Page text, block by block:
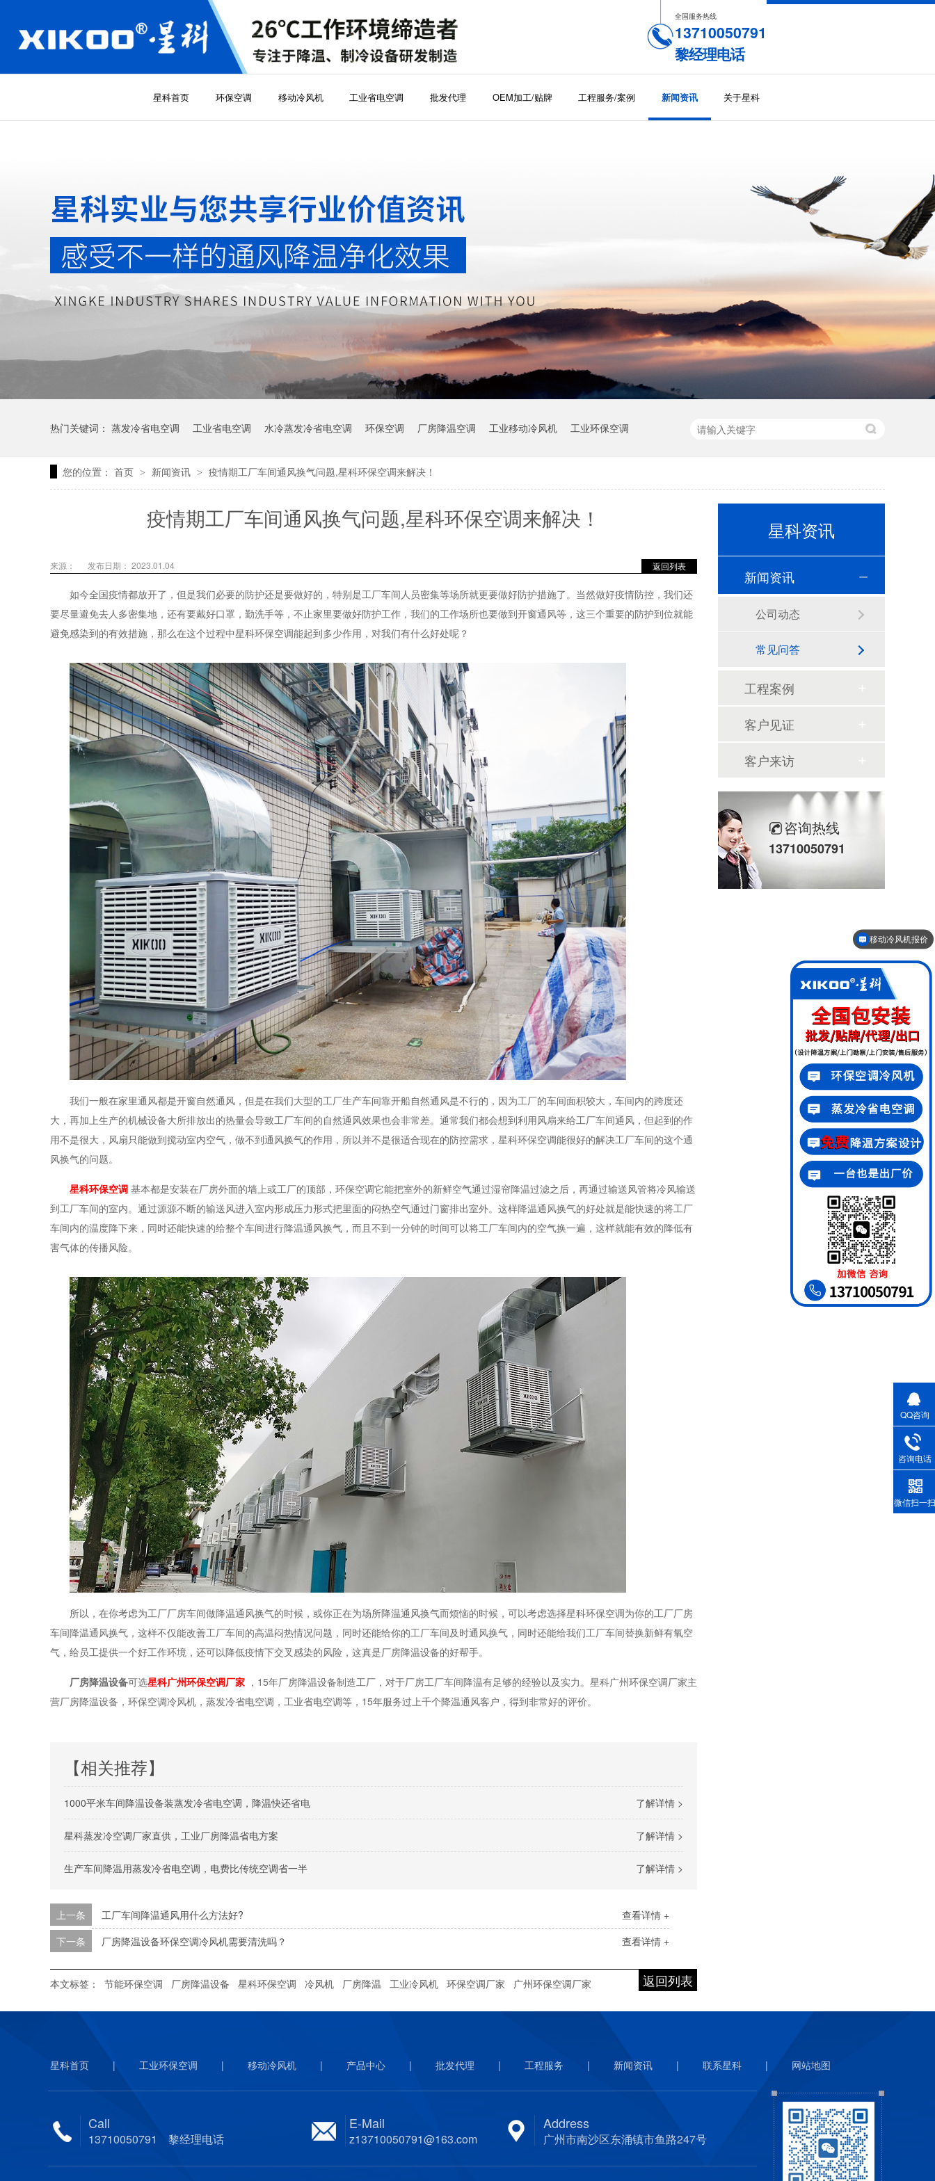
全国服务热线
13710050791
黎经理电话
星科首页 环保空调 移动冷风机 工业省电空调 批发代理 OEM加工/贴牌 工程服务/案例 新闻资讯 关于星科
热门关键词： 蒸发冷省电空调 工业省电空调 水冷蒸发冷省电空调 环保空调 厂房降温空调 工业移动冷风机 工业环保空调
您的位置： 首页 > 新闻资讯 > 疫情期工厂车间通风换气问题,星科环保空调来解决！
疫情期工厂车间通风换气问题,星科环保空调来解决！
返回列表
来源： 发布日期： 2023.01.04
如今全国疫情都放开了，但是我们必要的防护还是要做好的，特别是工厂车间人员密集等场所就更要做好防护措施了。当然做好疫情防控，我们还
要尽量避免去人多密集地，还有要戴好口罩，勤洗手等，不止家里要做好防护工作，我们的工作场所也要做到开窗通风等，这三个重要的防护到位就能
避免感染到的有效措施，那么在这个过程中星科环保空调能起到多少作用，对我们有什么好处呢？
我们一般在家里通风都是开窗自然通风，但是在我们大型的工厂生产车间靠开船自然通风是不行的，因为工厂的车间面积较大，车间内的跨度还
大，再加上生产的机械设备大所排放出的热量会导致工厂车间的自然通风效果也会非常差。通常我们都会想到利用风扇来给工厂车间通风，但起到的作
用不是很大，风扇只能做到搅动室内空气，做不到通风换气的作用，所以并不是很适合现在的防控需求，星科环保空调能很好的解决工厂车间的这个通
风换气的问题。
星科环保空调 基本都是安装在厂房外面的墙上或工厂的顶部，环保空调它能把室外的新鲜空气通过湿帘降温过滤之后，再通过输送风管将冷风输送
到工厂车间的室内。通过源源不断的输送风进入室内形成压力形式把里面的闷热空气通过门窗排出室外。这样降温通风换气的好处就是能快速的将工厂
车间内的温度降下来，同时还能快速的给整个车间进行降温通风换气，而且不到一分钟的时间可以将工厂车间内的空气换一遍，这样就能有效的降低有
害气体的传播风险。
所以，在你考虑为工厂厂房车间做降温通风换气的时候，或你正在为场所降温通风换气而烦恼的时候，可以考虑选择星科环保空调为你的工厂厂房
车间降温通风换气，这样不仅能改善工厂车间的高温闷热情况问题，同时还能给你的工厂车间及时通风换气，同时还能给我们工厂车间替换新鲜有氧空
气，给员工提供一个好工作环境，还可以降低疫情下交叉感染的风险，这真是厂房降温设备的好帮手。
厂房降温设备可选星科广州环保空调厂家 ， 15年厂房降温设备制造工厂，对于厂房工厂车间降温有足够的经验以及实力。星科广州环保空调厂家主
营厂房降温设备，环保空调冷风机，蒸发冷省电空调，工业省电空调等， 15年服务过上千个降温通风客户，得到非常好的评价。
【相关推荐】
了解详情 >
1000平米车间降温设备装蒸发冷省电空调，降温快还省电
了解详情 >
星科蒸发冷空调厂家直供，工业厂房降温省电方案
了解详情 >
生产车间降温用蒸发冷省电空调，电费比传统空调省一半
查看详情 +
上一条
工厂车间降温通风用什么方法好?
查看详情 +
下一条 厂房降温设备环保空调冷风机需要清洗吗？
返回列表
本文标签： 节能环保空调 厂房降温设备 星科环保空调 冷风机 厂房降温 工业冷风机 环保空调厂家 广州环保空调厂家
星科资讯
新闻资讯
公司动态
常见问答
工程案例
客户见证
客户来访
咨询热线
13710050791
星科首页 | 工业环保空调 | 移动冷风机 | 产品中心 | 批发代理 | 工程服务 | 新闻资讯 | 联系星科 | 网站地图
Call
13710050791 黎经理电话
E-Mail
z13710050791@163.com
Address
广州市南沙区东涌镇市鱼路247号
QQ咨询
咨询电话
微信扫一扫
移动冷风机报价
降温方案设计